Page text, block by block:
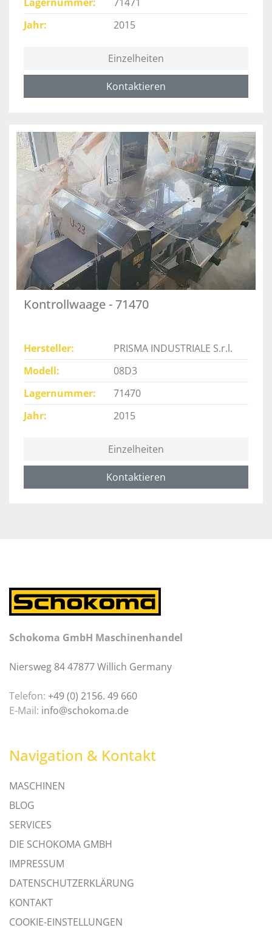
Jahr
2015
Einzelheiten
Kontaktieren
Kontrollwaage - 71470
Hersteller
PRISMA INDUSTRIALE S.r.l.
Modell
08D3
Lagernummer
71470
Jahr
2015
Einzelheiten
Kontaktieren
Schokoma GmbH Maschinenhandel
Niersweg 84 47877 Willich Germany
Telefon: +49 (0) 2156. 49 660
E-Mail: info@schokoma.de
Navigation & Kontakt
MASCHINEN
BLOG
SERVICES
DIE SCHOKOMA GMBH
IMPRESSUM
DATENSCHUTZERKLÄRUNG
KONTAKT
COOKIE-EINSTELLUNGEN